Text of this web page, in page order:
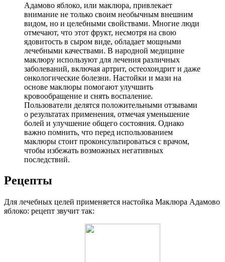
Адамово яблоко, или маклюра, привлекает
внимание не только своим необычным внешним
видом, но и целебными свойствами. Многие люди
отмечают, что этот фрукт, несмотря на свою
ядовитость в сыром виде, обладает мощными
лечебными качествами. В народной медицине
маклюру используют для лечения различных
заболеваний, включая артрит, остеохондрит и даже
онкологические болезни. Настойки и мази на
основе маклюры помогают улучшить
кровообращение и снять воспаление.
Пользователи делятся положительными отзывами
о результатах применения, отмечая уменьшение
болей и улучшение общего состояния. Однако
важно помнить, что перед использованием
маклюры стоит проконсультироваться с врачом,
чтобы избежать возможных негативных
последствий.
Рецепты
Для лечебных целей применяется настойка Маклюра Адамово
яблоко: рецепт звучит так: